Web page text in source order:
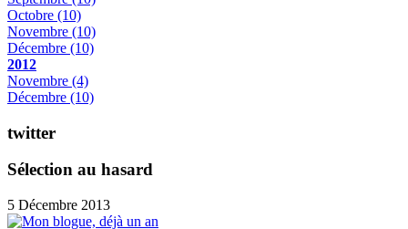
Octobre (10)
Novembre (10)
Décembre (10)
2012
Novembre (4)
Décembre (10)
twitter
Sélection au hasard
5 Décembre 2013